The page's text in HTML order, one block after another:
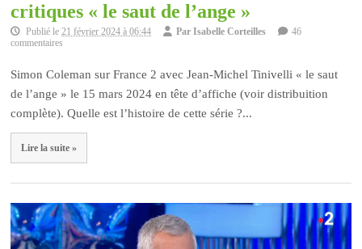
critiques « le saut de l’ange »
Publié le21 février 2024 à 06:44 ParIsabelle Corteilles
46
commentaires
Simon Coleman sur France 2 avec Jean-Michel Tinivelli « le saut
de l’ange » le 15 mars 2024 en tête d’affiche (voir distribuition
complète). Quelle est l’histoire de cette série ?...
Lire la suite »